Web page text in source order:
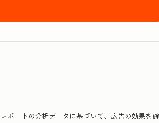
ポートの分析データに基づいて、広告の効果を確